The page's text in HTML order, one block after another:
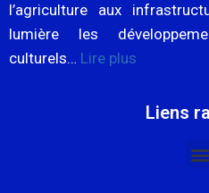
l’agriculture aux
lumière les
culturels… Lire plus
Liens